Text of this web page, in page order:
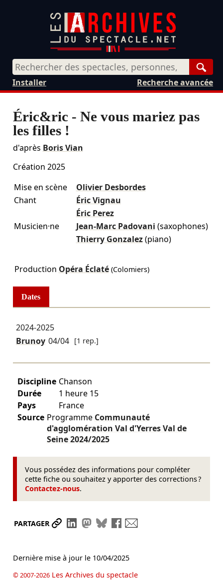
Recherche avancée
Installer
Éric&ric - Ne vous mariez pas
les filles !
d'après Boris Vian
Création 2025
Mise en scène
Olivier Desbordes
Chant
Éric Vignau
Éric Perez
Musicien·ne
Jean-Marc Padovani (saxophones)
Thierry Gonzalez (piano)
Production Opéra Éclaté(Colomiers)
Dates
2024-2025
Brunoy 04/04 [1 rep.]
Discipline Chanson
Durée
1 heure 15
Pays
France
Source Programme Communauté
d'agglomération Val d'Yerres Val de
Seine2024/2025
Vous possédez des informations pour compléter
cette fiche ou souhaitez y apporter des corrections ?
Contactez-nous.
PARTAGER Partager le lien
Partager sur LinkedIn
Partager sur Mastodon
Partager sur Bluesky
Partager sur Facebook
Dernière mise à jour le 10/04/2025
© 2007-2026Les Archives du spectacle